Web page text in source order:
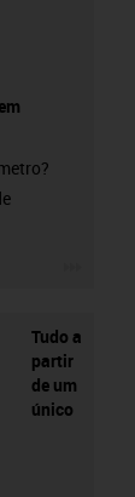
Tudo a
partir
de um
único